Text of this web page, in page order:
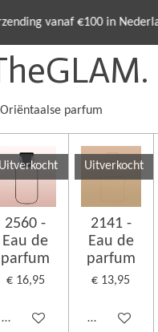
vanaf €100 in
Oriëntaalse parfum
Uitverkocht
2560 -
Eau de
parfum
€ 16,95
Houd mij op de hoogte
Uitverkocht
2141 -
Eau de
parfum
€ 13,95
Houd mij op